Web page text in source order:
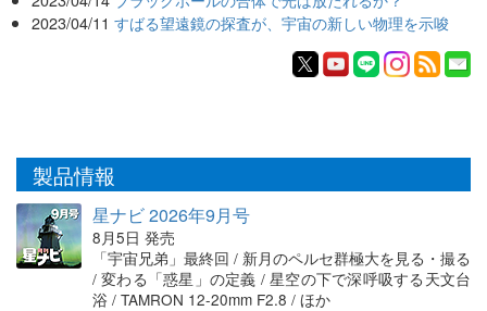
2023/04/11 すばる望遠鏡の探査が、宇宙の新しい物理を示唆
製品情報
星ナビ 2026年9月号
8月5日 発売
「宇宙兄弟」最終回 / 新月のペルセ群極大を見る・撮る
/ 変わる「惑星」の定義 / 星空の下で深呼吸する天文台
浴 / TAMRON 12-20mm F2.8 / ほか